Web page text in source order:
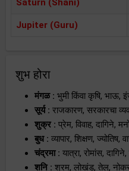
Saturn (Shani)
Jupiter (Guru)
शुभ होरा
मंगळ : भुमी किंवा कृषि, भाऊ,
सूर्य : राजकारण, सरकारचा
शुक्र : प्रेम, विवाह, दागिने,
बुध : व्यापार, शिक्षण,
चंद्रमा : यात्रा, रोमांस,
शनि : श्रम, लोखंड, तेल,